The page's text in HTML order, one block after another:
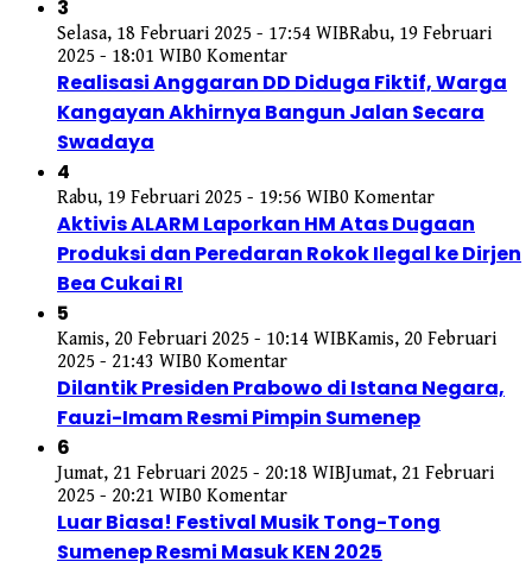
3
Selasa, 18 Februari 2025 - 17:54 WIBRabu, 19 Februari
2025 - 18:01 WIB0 Komentar
Realisasi Anggaran DD Diduga Fiktif, Warga
Kangayan Akhirnya Bangun Jalan Secara
Swadaya
4
Rabu, 19 Februari 2025 - 19:56 WIB0 Komentar
Aktivis ALARM Laporkan HM Atas Dugaan
Produksi dan Peredaran Rokok Ilegal ke Dirjen
Bea Cukai RI
5
Kamis, 20 Februari 2025 - 10:14 WIBKamis, 20 Februari
2025 - 21:43 WIB0 Komentar
Dilantik Presiden Prabowo di Istana Negara,
Fauzi-Imam Resmi Pimpin Sumenep
6
Jumat, 21 Februari 2025 - 20:18 WIBJumat, 21 Februari
2025 - 20:21 WIB0 Komentar
Luar Biasa! Festival Musik Tong-Tong
Sumenep Resmi Masuk KEN 2025